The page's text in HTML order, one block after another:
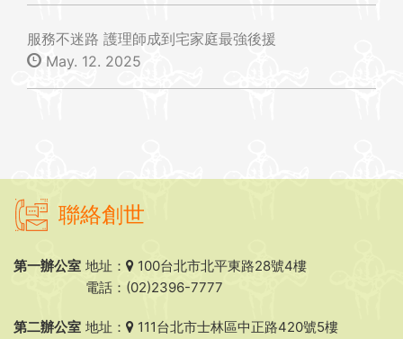
服務不迷路 護理師成到宅家庭最強後援
May. 12. 2025
聯絡創世
第一辦公室 地址：
100台北市北平東路28號4樓
電話：(02)2396-7777
第二辦公室 地址：
111台北市士林區中正路420號5樓